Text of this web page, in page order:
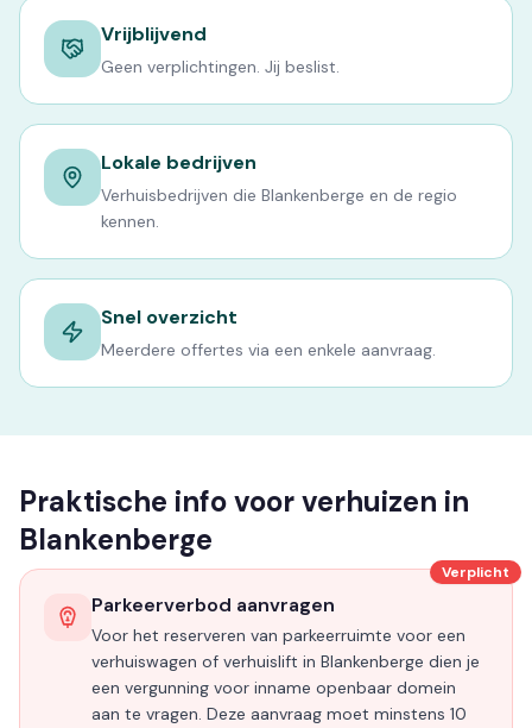
Vrijblijvend
Geen verplichtingen. Jij beslist.
Lokale bedrijven
Verhuisbedrijven die Blankenberge en de regio
kennen.
Snel overzicht
Meerdere offertes via een enkele aanvraag.
Praktische info voor verhuizen in
Blankenberge
Verplicht
Parkeerverbod aanvragen
Voor het reserveren van parkeerruimte voor een
verhuiswagen of verhuislift in Blankenberge dien je
een vergunning voor inname openbaar domein
aan te vragen. Deze aanvraag moet minstens 10